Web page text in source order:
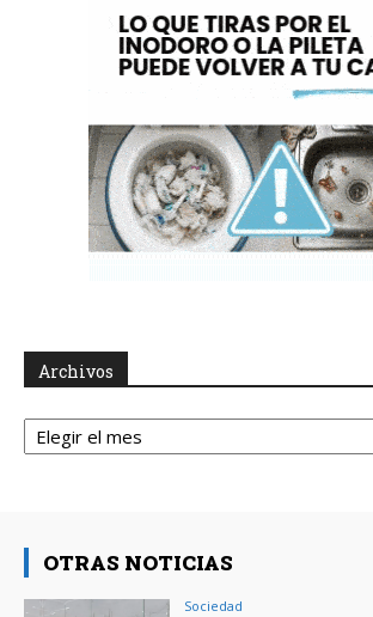
Archivos
Archivos
OTRAS NOTICIAS
Sociedad